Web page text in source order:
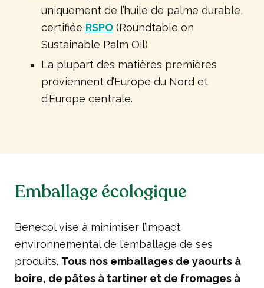
uniquement de l’huile de palme durable,
certifiée RSPO (Roundtable on
Sustainable Palm Oil)
La plupart des matières premières
proviennent d’Europe du Nord et
d’Europe centrale.
Emballage écologique
Benecol vise à minimiser l’impact
environnemental de l’emballage de ses
produits. Tous nos emballages de yaourts à
boire, de pâtes à tartiner et de fromages à